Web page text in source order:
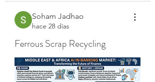
Soham Jadhao
hace 28 días
Ferrous Scrap Recycling